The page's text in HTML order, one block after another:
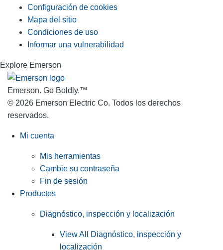
Configuración de cookies
Mapa del sitio
Condiciones de uso
Informar una vulnerabilidad
Explore Emerson
Emerson. Go Boldly.™
© 2026 Emerson Electric Co. Todos los derechos
reservados.
Mi cuenta
Mis herramientas
Cambie su contraseña
Fin de sesión
Productos
Diagnóstico, inspección y localización
View All Diagnóstico, inspección y
localización